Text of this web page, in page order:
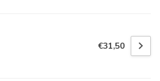
€31,50